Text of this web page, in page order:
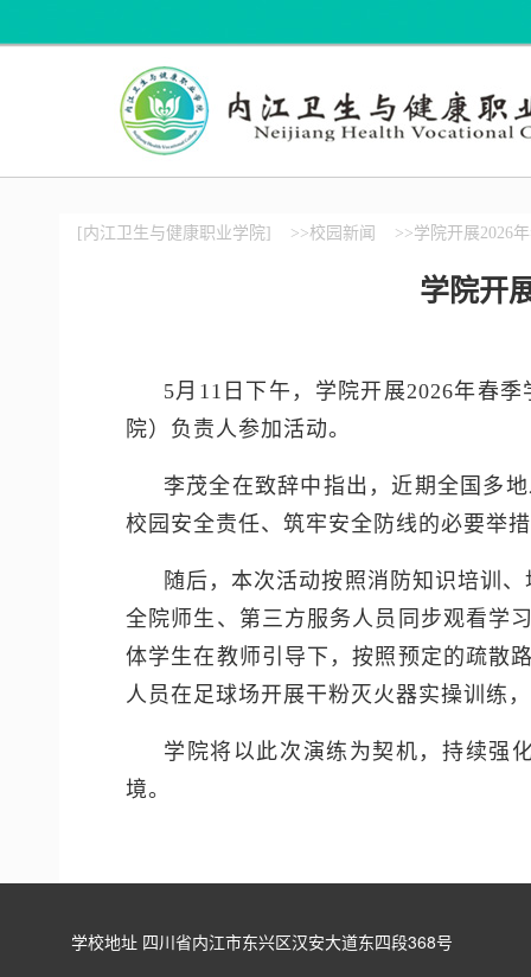
[内江卫生与健康职业学院] >>校园新闻 >>学院开展2026
学院开
5月11日下午，学院开展2026年春
院）负责人参加活动。
李茂全在致辞中指出，近期全国多
校园安全责任、筑牢安全防线的必要举
随后，本次活动按照消防知识培训
全院师生、第三方服务人员同步观看学
体学生在教师引导下，按照预定的疏散
人员在足球场开展干粉灭火器实操训练
学院将以此次演练为契机，持续强
境。
学校地址 四川省内江市东兴区汉安大道东四段368号